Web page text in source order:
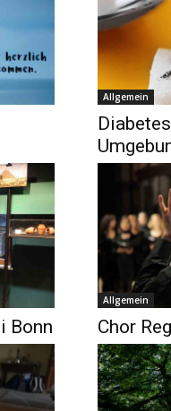
Allgemein
Bonn
Allgemein
Chor